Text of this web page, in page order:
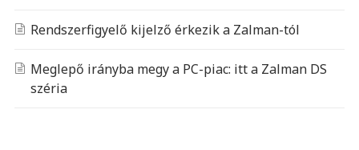
Rendszerfigyelő kijelző érkezik a Zalman-tól
Meglepő irányba megy a PC-piac: itt a Zalman DS
széria